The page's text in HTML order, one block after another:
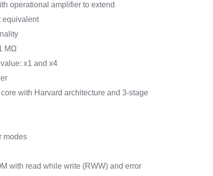
operational amplifier to extend
equivalent
MΩ
x1 and x4
core with Harvard architecture and 3-stage
modes
with read while write (RWW) and error